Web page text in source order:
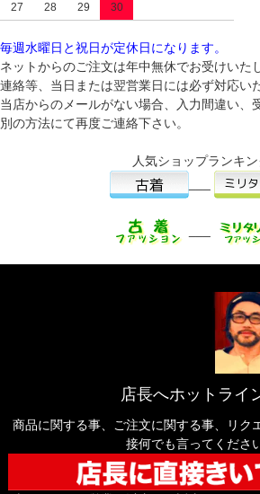
27
28 29 30
毎週水曜日と祝日が定休日になります。
ネットからのご注文は年中無休でお受けいた
連絡等、当日または翌営業日には必ず対応い
当店からのメールがない場合、入力間違い、
別の方法にて再度ご連絡下さい。
人気ショップランキ
店長へホットライ
商品に関する事、ご注文に関する事、リク
接何でも言ってくださ